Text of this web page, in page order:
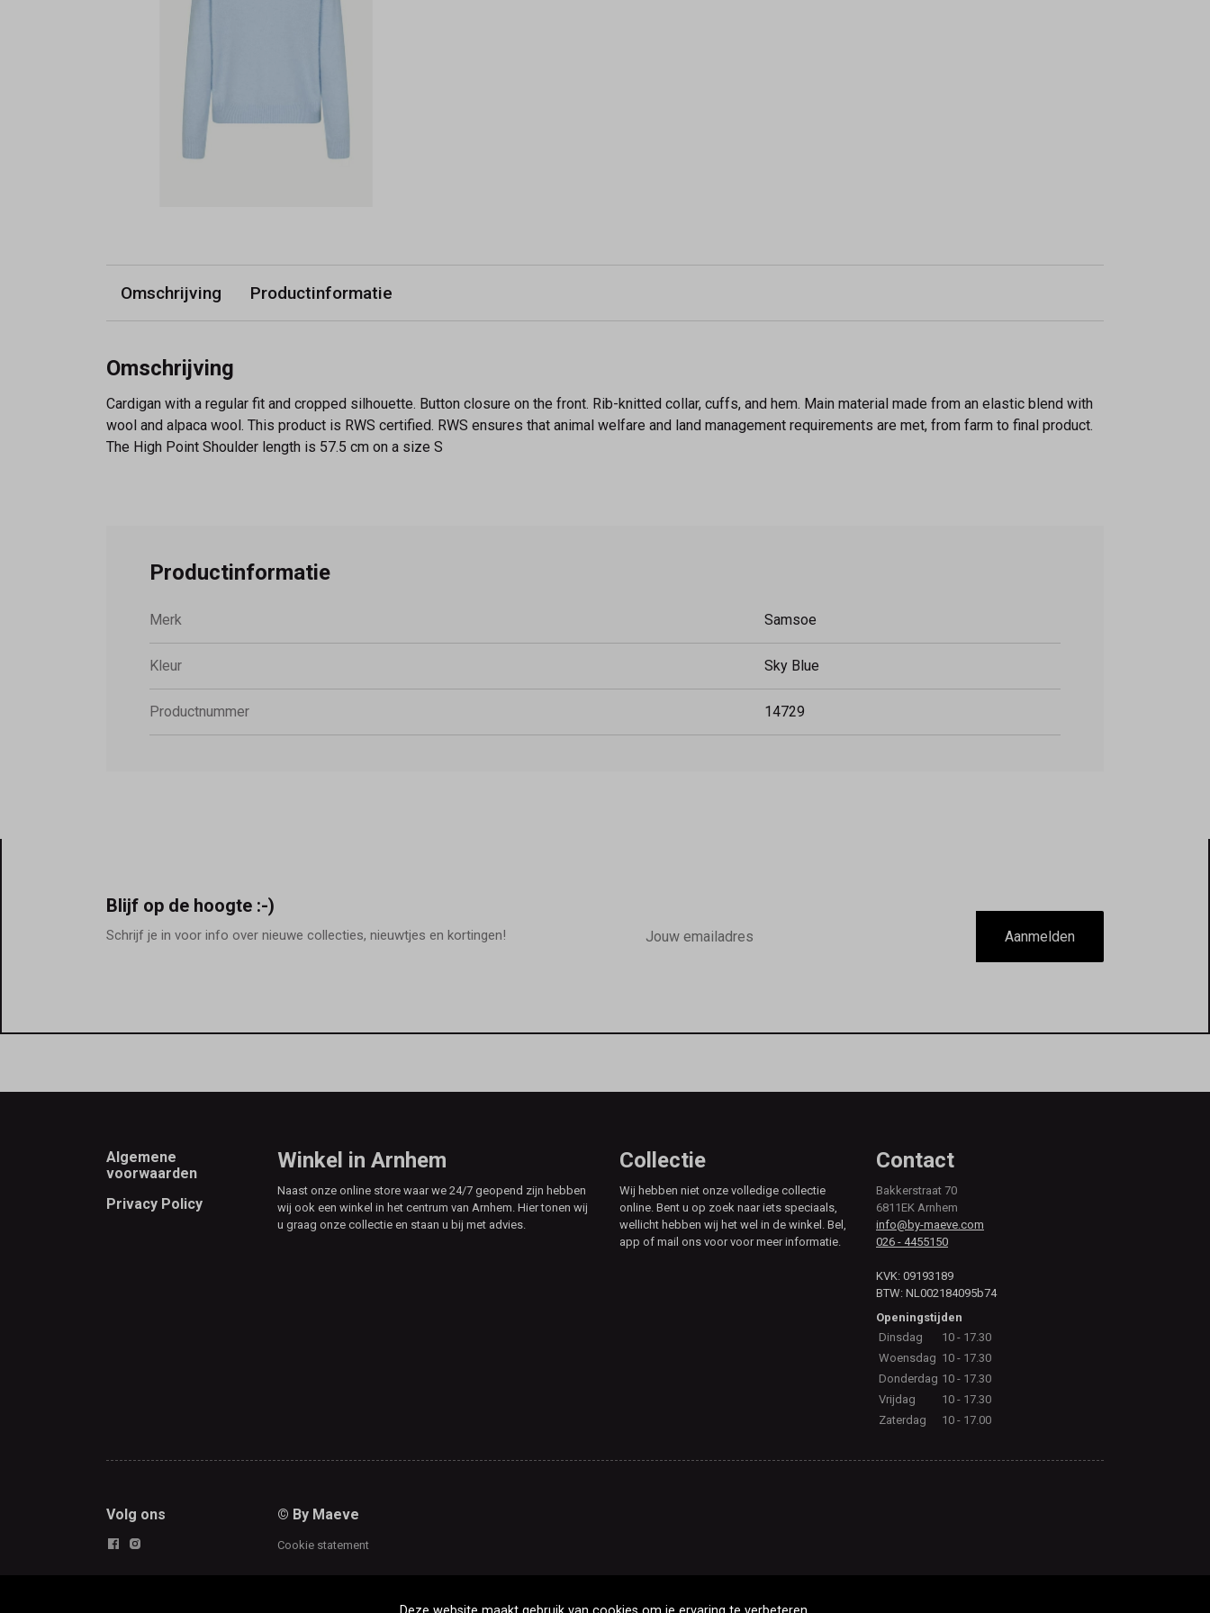
Omschrijving Productinformatie
Omschrijving
Cardigan with a regular fit and cropped silhouette. Button closure on the front. Rib-knitted collar, cuffs, and hem. Main material made from an elastic blend with
wool and alpaca wool. This product is RWS certified. RWS ensures that animal welfare and land management requirements are met, from farm to final product.
The High Point Shoulder length is 57.5 cm on a size S
Productinformatie
Merk Samsoe
Kleur Sky Blue
Productnummer 14729
Blijf op de hoogte :-)
Schrijf je in voor info over nieuwe collecties, nieuwtjes en kortingen!
mailadres
Aanmelden
Footer
Algemene
voorwaarden
Privacy Policy
Winkel in Arnhem
Naast onze online store waar we 24/7 geopend zijn hebben
wij ook een winkel in het centrum van Arnhem. Hier tonen wij
u graag onze collectie en staan u bij met advies.
Collectie
Wij hebben niet onze volledige collectie
online. Bent u op zoek naar iets speciaals,
wellicht hebben wij het wel in de winkel. Bel,
app of mail ons voor voor meer informatie.
Contact
Bakkerstraat 70
6811EK Arnhem
info@by-maeve.com
026 - 4455150
KVK: 09193189
BTW: NL002184095b74
Openingstijden
Dinsdag
10 - 17.30
Woensdag 10 - 17.30
Donderdag 10 - 17.30
Vrijdag
10 - 17.30
Zaterdag
10 - 17.00
Volg ons © By Maeve
Cookie statement